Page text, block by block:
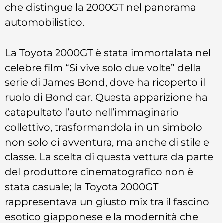
che distingue la 2000GT nel panorama
automobilistico.
La Toyota 2000GT è stata immortalata nel
celebre film “Si vive solo due volte” della
serie di James Bond, dove ha ricoperto il
ruolo di Bond car. Questa apparizione ha
catapultato l’auto nell’immaginario
collettivo, trasformandola in un simbolo
non solo di avventura, ma anche di stile e
classe. La scelta di questa vettura da parte
del produttore cinematografico non è
stata casuale; la Toyota 2000GT
rappresentava un giusto mix tra il fascino
esotico giapponese e la modernità che